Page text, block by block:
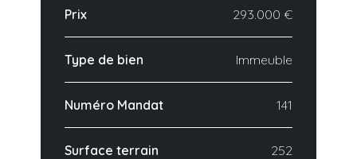
Prix 293.000 €
Type de bien Immeuble
Numéro Mandat 141
Surface terrain 252